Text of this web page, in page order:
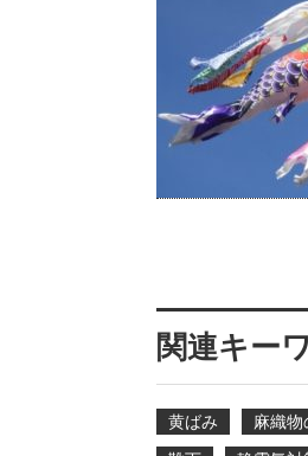
関連キー
黄ばみ 麻織